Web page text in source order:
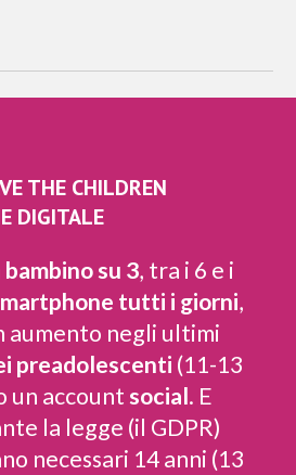
THE CHILDREN
DIGITALE
bambino su 3, tra i 6 e i
tutti i giorni,
aumento negli ultimi
preadolescenti (11-13
un accountsocial. E
la legge (il GDPR)
necessari 14 anni (13